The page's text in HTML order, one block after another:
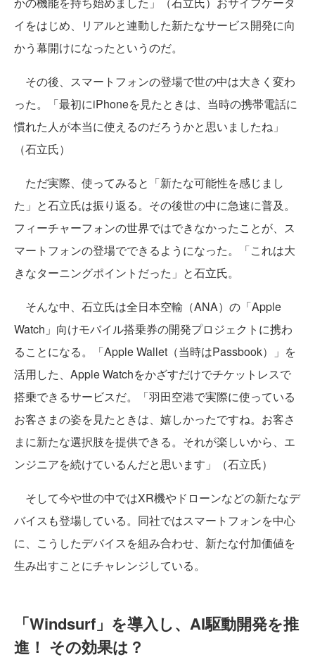
イをはじめ、リアルと連動した新たなサービス開発に向
かう幕開けになったというのだ。
その後、スマートフォンの登場で世の中は大きく変わ
った。「最初にiPhoneを見たときは、当時の携帯電話に
慣れた人が本当に使えるのだろうかと思いましたね」
（石立氏）
ただ実際、使ってみると「新たな可能性を感じまし
た」と石立氏は振り返る。その後世の中に急速に普及。
フィーチャーフォンの世界ではできなかったことが、ス
マートフォンの登場でできるようになった。「これは大
きなターニングポイントだった」と石立氏。
そんな中、石立氏は全日本空輸（ANA）の「Apple
Watch」向けモバイル搭乗券の開発プロジェクトに携わ
ることになる。「Apple Wallet（当時はPassbook）」を
活用した、Apple Watchをかざすだけでチケットレスで
搭乗できるサービスだ。「羽田空港で実際に使っている
お客さまの姿を見たときは、嬉しかったですね。お客さ
まに新たな選択肢を提供できる。それが楽しいから、エ
ンジニアを続けているんだと思います」（石立氏）
そして今や世の中ではXR機やドローンなどの新たなデ
バイスも登場している。同社ではスマートフォンを中心
に、こうしたデバイスを組み合わせ、新たな付加価値を
生み出すことにチャレンジしている。
「Windsurf」を導入し、AI駆動開発を推
進！ その効果は？